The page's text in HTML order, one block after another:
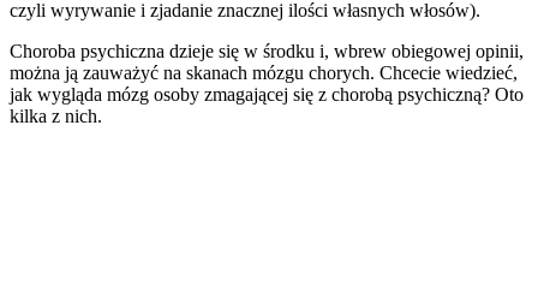
czyli wyrywanie i zjadanie znacznej ilości własnych włosów).
Choroba psychiczna dzieje się w środku i, wbrew obiegowej opinii,
można ją zauważyć na skanach mózgu chorych. Chcecie wiedzieć,
jak wygląda mózg osoby zmagającej się z chorobą psychiczną? Oto
kilka z nich.